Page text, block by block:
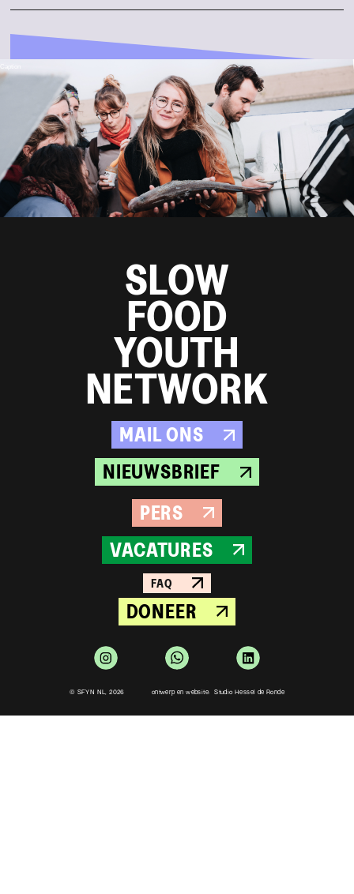
SLOW
FOOD
YOUTH
NETWORK
MAIL ONS
NIEUWSBRIEF
PERS
VACATURES
FAQ
DONEER
© SFYN NL, 2026 ontwerp en website: Studio Hessel de Ronde